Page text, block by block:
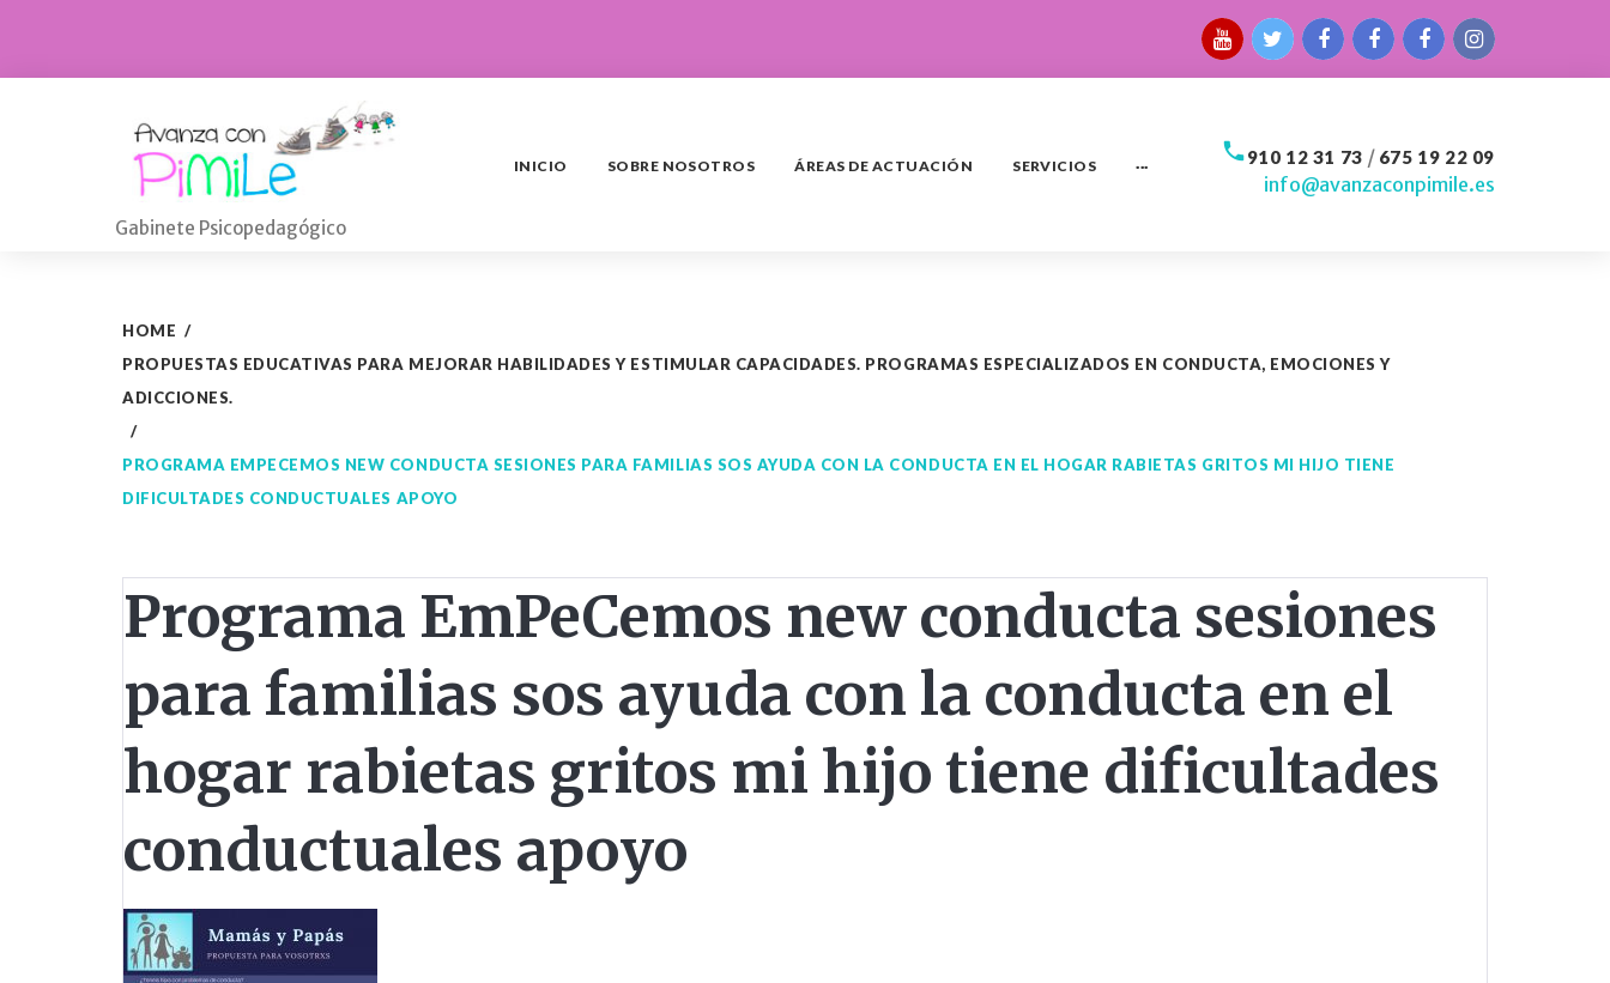
YoutubeTwitterFacebbokFacebookFacebookInstagram
Gabinete Psicopedagógico
INICIO SOBRE NOSOTROS ÁREAS DE ACTUACIÓN SERVICIOS ···
call910 12 31 73 / 675 19 22 09
info@avanzaconpimile.es
HOME /
PROPUESTAS EDUCATIVAS PARA MEJORAR HABILIDADES Y ESTIMULAR CAPACIDADES. PROGRAMAS ESPECIALIZADOS EN CONDUCTA, EMOCIONES Y
ADICCIONES.
/
PROGRAMA EMPECEMOS NEW CONDUCTA SESIONES PARA FAMILIAS SOS AYUDA CON LA CONDUCTA EN EL HOGAR RABIETAS GRITOS MI HIJO TIENE
DIFICULTADES CONDUCTUALES APOYO
Programa EmPeCemos new conducta sesiones
para familias sos ayuda con la conducta en el
hogar rabietas gritos mi hijo tiene dificultades
conductuales apoyo